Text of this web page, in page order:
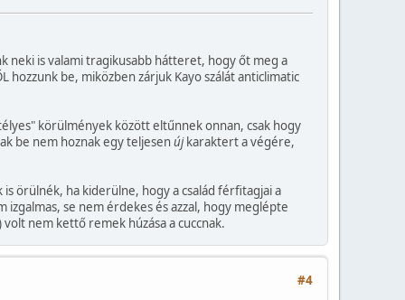
neki is valami tragikusabb hátteret, hogy őt meg a
hozzunk be, miközben zárjuk Kayo szálát anticlimatic
körülmények között eltűnnek onnan, csak hogy
be nem hoznak egy teljesenújkaraktert a végére,
is örülnék, ha kiderülne, hogy a család férfitagjai a
se nem érdekes és azzal, hogy meglépte
nem kettő remek húzása a cuccnak.
#4